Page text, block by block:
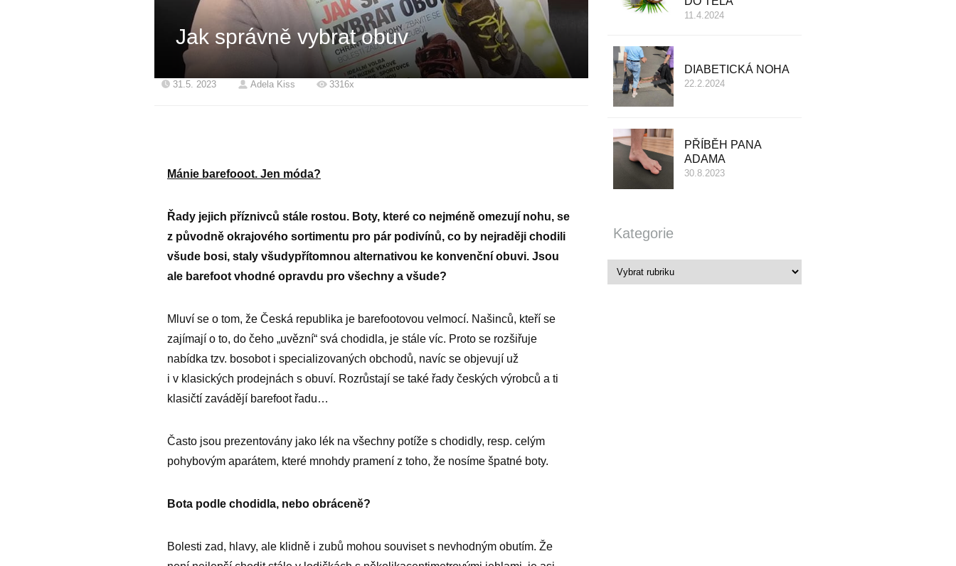
Jak správně vybrat obuv
31.5. 2023 Adela Kiss 3316x
Mánie barefooot. Jen móda?
Řady jejich příznivců stále rostou. Boty, které co nejméně omezují nohu, se
z původně okrajového sortimentu pro pár podivínů, co by nejraději chodili
všude bosi, staly všudypřítomnou alternativou ke konvenční obuvi. Jsou
ale barefoot vhodné opravdu pro všechny a všude?
Mluví se o tom, že Česká republika je barefootovou velmocí. Našinců, kteří se
zajímají o to, do čeho „uvězní“ svá chodidla, je stále víc. Proto se rozšiřuje
nabídka tzv. bosobot i specializovaných obchodů, navíc se objevují už
i v klasických prodejnách s obuví. Rozrůstají se také řady českých výrobců a ti
klasičtí zavádějí barefoot řadu…
Často jsou prezentovány jako lék na všechny potíže s chodidly, resp. celým
pohybovým aparátem, které mnohdy pramení z toho, že nosíme špatné boty.
Bota podle chodidla, nebo obráceně?
Bolesti zad, hlavy, ale klidně i zubů mohou souviset s nevhodným obutím. Že
11.4.2024
DIABETICKÁ NOHA
22.2.2024
PŘÍBĚH PANA
ADAMA
30.8.2023
Kategorie